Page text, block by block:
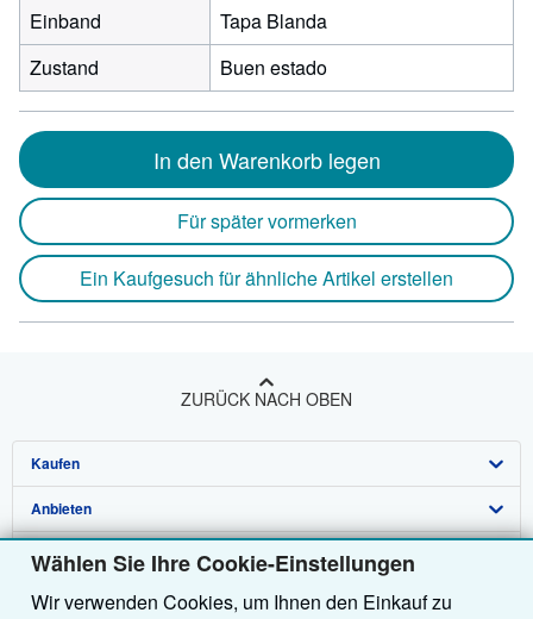
Wählen Sie Ihre Cookie-Einstellungen
Wir verwenden Cookies, um Ihnen den Einkauf zu
Einband
Tapa Blanda
Zustand
Buen estado
In den Warenkorb legen
Für später vormerken
Ein Kaufgesuch für ähnliche Artikel erstellen
ZURÜCK NACH OBEN
Kaufen
Detailsuche
Sammlungen
Nutzerkonto
Anbieten
Verkäufer werden
Partnerprogramm
Über uns
Über uns / Impressum
Hilfe